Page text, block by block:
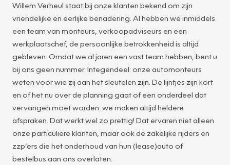
Willem Verheul staat bij onze klanten bekend om zijn
vriendelijke en eerlijke benadering. Al hebben we inmiddels
een team van monteurs, verkoopadviseurs en een
werkplaatschef, de persoonlijke betrokkenheid is altijd
gebleven. Omdat we al jaren een vast team hebben, bent u
bij ons geen nummer. Integendeel: onze automonteurs
weten voor wie zij aan het sleutelen zijn. De lijntjes zijn kort
en of het nu over de planning gaat of een onderdeel dat
vervangen moet worden: we maken altijd heldere
afspraken. Dat werkt wel zo prettig! Dat ervaren niet alleen
onze particuliere klanten, maar ook de zakelijke rijders en
zzp’ers die het onderhoud van hun (lease)auto of
bestelbus aan ons overlaten.